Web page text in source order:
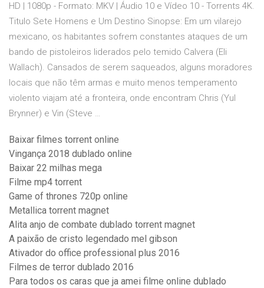
HD | 1080p - Formato: MKV | Áudio 10 e Vídeo 10 - Torrents 4K.
Titulo Sete Homens e Um Destino Sinopse: Em um vilarejo
mexicano, os habitantes sofrem constantes ataques de um
bando de pistoleiros liderados pelo temido Calvera (Eli
Wallach). Cansados de serem saqueados, alguns moradores
locais que não têm armas e muito menos temperamento
violento viajam até a fronteira, onde encontram Chris (Yul
Brynner) e Vin (Steve …
Baixar filmes torrent online
Vingança 2018 dublado online
Baixar 22 milhas mega
Filme mp4 torrent
Game of thrones 720p online
Metallica torrent magnet
Alita anjo de combate dublado torrent magnet
A paixão de cristo legendado mel gibson
Ativador do office professional plus 2016
Filmes de terror dublado 2016
Para todos os caras que ja amei filme online dublado